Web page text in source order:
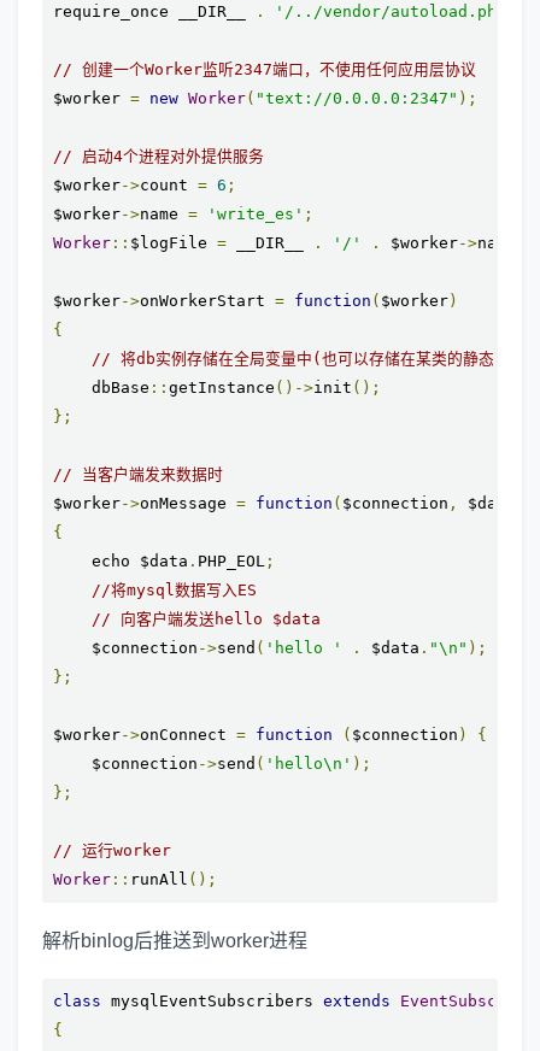
require_once __DIR__
. '/../vendor/autoload.php'
// 创建一个Worker监听2347端口，不使用任何应用层协议
$worker = new Worker( "text://0.0.0.0:2347" );
// 启动4个进程对外提供服务
$worker->count = 6 ;
$worker->name = 'write_es' ;
Worker :: $logFile = __DIR__ . '/' . $worker->name
$worker->onWorkerStart = function ( $worker )
{
// 将db实例存储在全局变量中(也可以存储在某类的静态成员
    dbBase
:: getInstance ()->init ();
};
// 当客户端发来数据时
$worker->onMessage = function ( $connection , $data
{
    echo $data
. PHP_EOL ;
//将mysql数据写入ES
// 向客户端发送hello $data
    $connection
->send ( 'hello ' . $data . "\n" );
};
$worker->onConnect = function ( $connection )
{
    $connection
->send ( 'hello\n' );
};
// 运行worker
Worker :: runAll ();
解析binlog后推送到worker进程
class mysqlEventSubscribers extends
{